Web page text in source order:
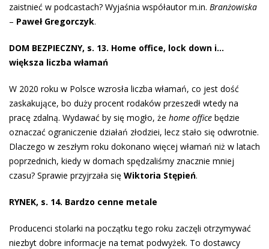
zaistnieć w podcastach? Wyjaśnia współautor m.in. Branżowiska
– Paweł Gregorczyk.
DOM BEZPIECZNY, s. 13. Home office, lock down i…
większa liczba włamań
W 2020 roku w Polsce wzrosła liczba włamań, co jest dość
zaskakujące, bo duży procent rodaków przeszedł wtedy na
pracę zdalną. Wydawać by się mogło, że home office będzie
oznaczać ograniczenie działań złodziei, lecz stało się odwrotnie.
Dlaczego w zeszłym roku dokonano więcej włamań niż w latach
poprzednich, kiedy w domach spędzaliśmy znacznie mniej
czasu? Sprawie przyjrzała się Wiktoria Stępień.
RYNEK, s. 14. Bardzo cenne metale
Producenci stolarki na początku tego roku zaczęli otrzymywać
niezbyt dobre informacje na temat podwyżek. To dostawcy